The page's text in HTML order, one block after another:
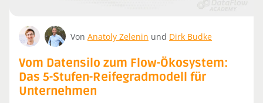
Von Anatoly Zelenin und Dirk Budke
Vom Datensilo zum Flow-Ökosystem:
Das 5-Stufen-Reifegradmodell für
Unternehmen